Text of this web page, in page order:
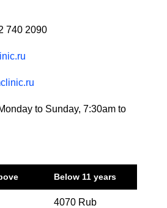
740 2090
to Sunday, 7:30am to
Below 11 years
4070 Rub